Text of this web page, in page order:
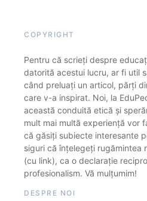
COPYRIGHT
Pentru că scrieți despre
datorită acestui lucru, ar fi util
când preluați un articol, părți
care v-a inspirat. Noi, la
această conduită etică și
mult mai multă experiență vor
că găsiți subiecte interesante
siguri că înțelegeți rugămintea
(cu link), ca o declarație
profesionalism. Vă mulțumim!
DESPRE NOI